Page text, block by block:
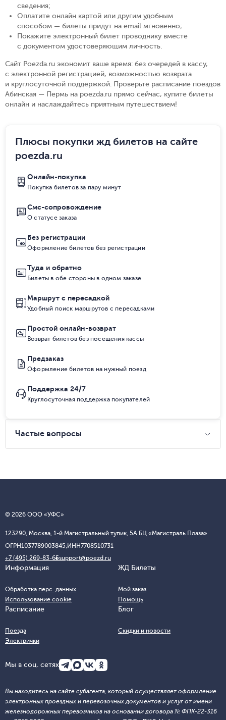
сведения;
Оплатите онлайн картой или другим удобным
способом — билеты придут на email мгновенно;
Покажите электронный билет проводнику вместе
с документом удостоверяющим личность.
Сайт Poezda.ru экономит ваше время: без очередей в кассу,
с электронной регистрацией, возможностью возврата
и круглосуточной поддержкой. Проверьте расписание поездов
Абинская — Пермь на poezda.ru прямо сейчас, купите билеты
онлайн и наслаждайтесь приятным путешествием!
Плюсы покупки жд билетов на сайте
poezda.ru
Онлайн-покупка
Покупка билетов за пару минут
Смс-сопровождение
О статусе заказа
Без регистрации
Оформление билетов без регистрации
Туда и обратно
Билеты в обе стороны в одном заказе
Маршрут с пересадкой
Удобный поиск маршрутов с пересадками
Простой онлайн-возврат
Возврат билетов без посещения кассы
Предзаказ
Оформление билетов на нужный поезд
Поддержка 24/7
Круглосуточная поддержка покупателей
Частые вопросы
© 2026 ООО «УФС»
123290, Москва, 1-й Магистральный тупик, 5А БЦ «Магистраль Плаза»
ОГРН1037789003845;ИНН7708510731
+7 (495) 269-83-65support@poezd.ru
Информация
Обработка перс. данных
Использование cookie
ЖД Билеты
Мой заказ
Помощь
Расписание
Поезда
Электрички
Блог
Скидки и новости
Мы в соц. сетях
Вы находитесь на сайте субагента, который осуществляет оформление
электронных проездных и перевозочных документов и услуг от имени
железнодорожных перевозчиков на основании договора № ФПК-22-316